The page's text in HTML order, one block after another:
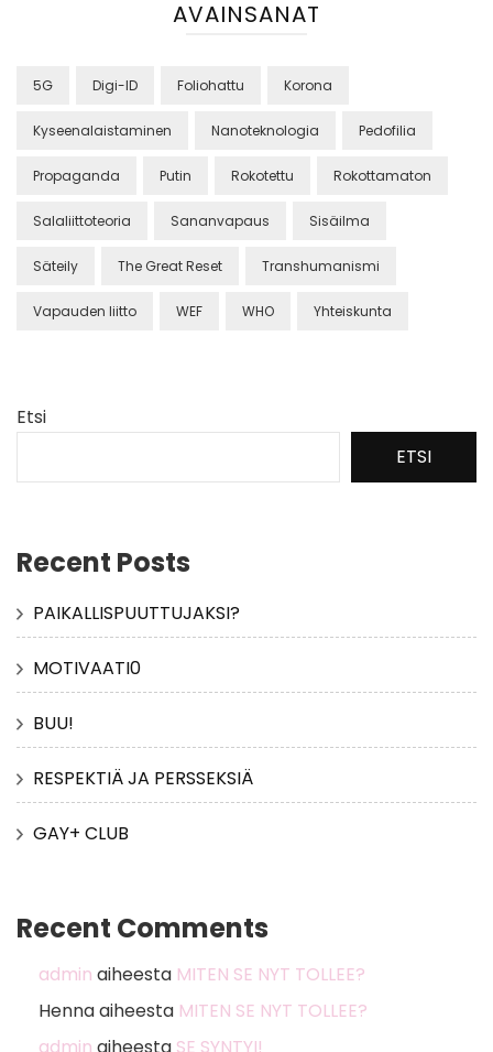
AVAINSANAT
5G Digi-ID Foliohattu Korona
Kyseenalaistaminen Nanoteknologia Pedofilia
Propaganda Putin Rokotettu Rokottamaton
Salaliittoteoria Sananvapaus Sisäilma
Säteily The Great Reset Transhumanismi
Vapauden liitto WEF WHO Yhteiskunta
Etsi
ETSI
Recent Posts
PAIKALLISPUUTTUJAKSI?
MOTIVAATI0
BUU!
RESPEKTIÄ JA PERSSEKSIÄ
GAY+ CLUB
Recent Comments
admin aiheesta MITEN SE NYT TOLLEE?
Hennaaiheesta MITEN SE NYT TOLLEE?
admin aiheesta SE SYNTYI!